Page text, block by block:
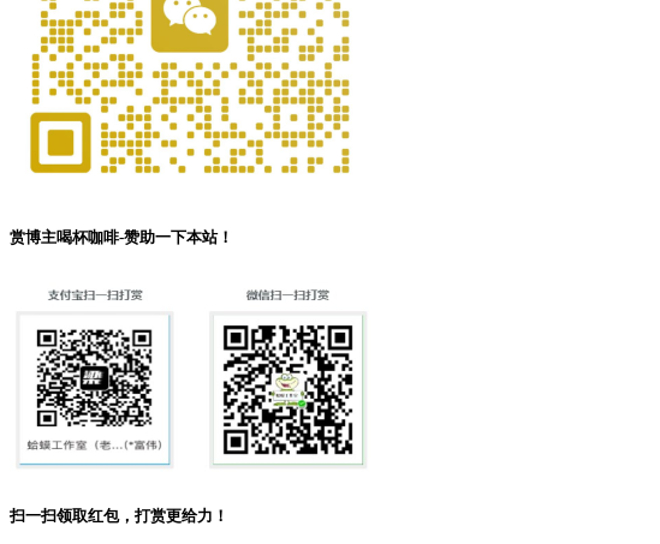
赏博主喝杯咖啡-赞助一下本站！
扫一扫领取红包，打赏更给力！